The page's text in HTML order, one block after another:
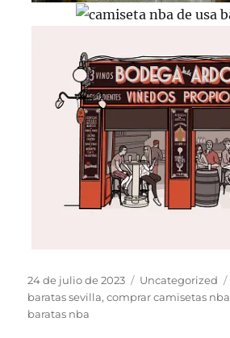
Publicado
el
24 de julio de 2023 Categorías
Uncategorized
baratas sevilla,comprar camisetas nba
baratas nba